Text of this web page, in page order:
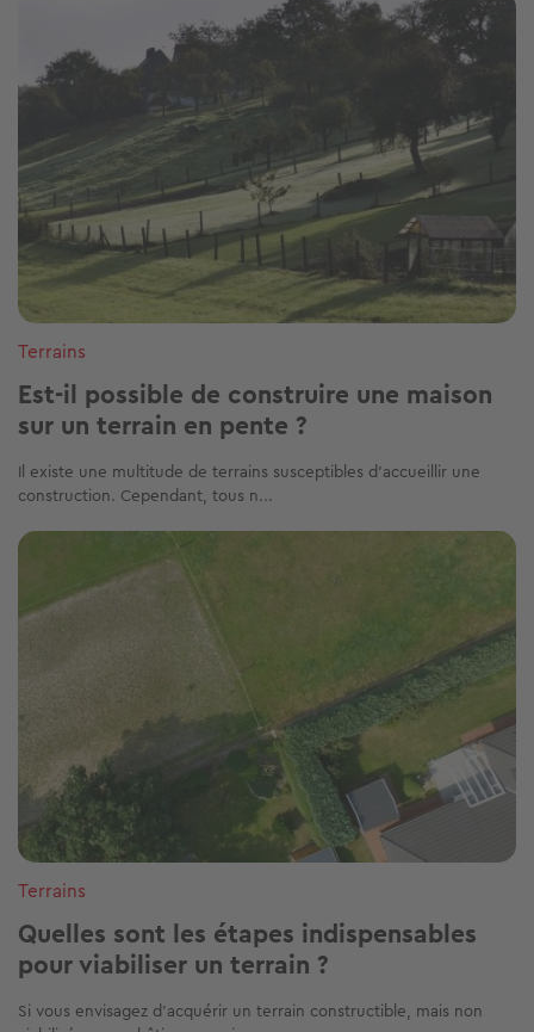
Terrains
Est-il possible de construire une maison
sur un terrain en pente ?
Il existe une multitude de terrains susceptibles d’accueillir une
construction. Cependant, tous n...
Image
Terrains
Quelles sont les étapes indispensables
pour viabiliser un terrain ?
Si vous envisagez d’acquérir un terrain constructible, mais non